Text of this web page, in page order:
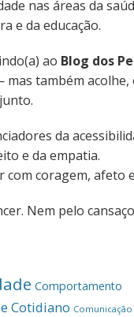
nas áreas da
e da educação.
ao Blog dos
também acolhe,
da
e da empatia.
com coragem, afeto
Nem pelo
Comportamento
Cotidiano Comunicação